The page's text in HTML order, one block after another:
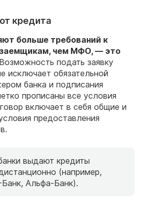
кредита
больше требований к
чем МФО, — это
Возможность подать заявку
исключает обязательной
банка и подписания
прописаны все условия
включает в себя общие и
предоставления
выдают кредиты
(например,
Альфа-Банк).